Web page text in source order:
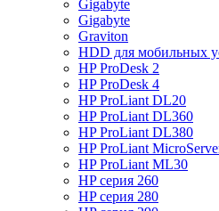
Gigabyte
Gigabyte
Graviton
HDD для мобильных
HP ProDesk 2
HP ProDesk 4
HP ProLiant DL20
HP ProLiant DL360
HP ProLiant DL380
HP ProLiant
HP ProLiant ML30
HP серия 260
HP серия 280